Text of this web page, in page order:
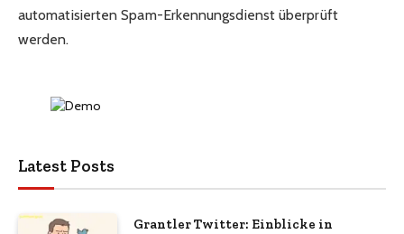
automatisierten Spam-Erkennungsdienst überprüft
werden.
Latest Posts
Grantler Twitter: Einblicke in